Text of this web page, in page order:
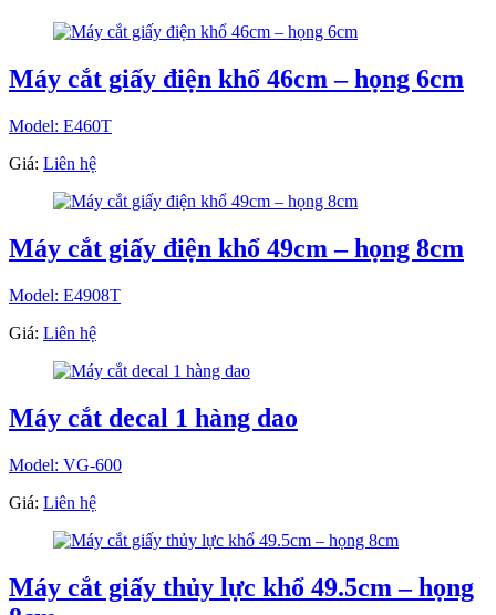
Máy cắt giấy điện khổ 46cm – họng 6cm
Model: E460T
Giá: Liên hệ
Máy cắt giấy điện khổ 49cm – họng 8cm
Model: E4908T
Giá: Liên hệ
Máy cắt decal 1 hàng dao
Model: VG-600
Giá: Liên hệ
Máy cắt giấy thủy lực khổ 49.5cm – họng